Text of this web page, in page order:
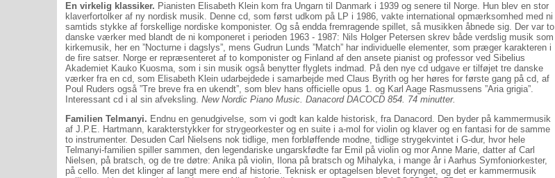
En virkelig klassiker. Pianisten Elisabeth Klein kom fra Ungarn til Danmark i 1939 og senere til Norge. Hun blev en stor
klaverfortolker af ny nordisk musik. Denne cd, som først udkom på LP i 1986, vakte international opmærksomhed med ni
samtids stykke af forskellige nordiske komponister. Og så endda fremragende spillet, så musikken åbnede sig. Der var to
danske værker med blandt de ni komponeret i perioden 1963 - 1987: Nils Holger Petersen skrev både verdslig musik som
kirkemusik, her en ”Nocturne i dagslys”, mens Gudrun Lunds ”Match” har individuelle elementer, som præger karakteren i
de fire satser. Norge er repræsenteret af to komponister og Finland af den ansete pianist og professor ved Sibelius
Akademiet Kauko Kuosma, som i sin musik også benytter flyglets indmad. På den nye cd udgave er tilføjet tre danske
værker fra en cd, som Elisabeth Klein udarbejdede i samarbejde med Claus Byrith og her høres for første gang på cd, af
Poul Ruders også ”Tre breve fra en ukendt”, som blev hans officielle opus 1. og Karl Aage Rasmussens ”Aria grigia”.
Interessant cd i al sin afveksling. New Nordic Piano Music. Danacord DACOCD 854. 74 minutter.
Familien Telmanyi. Endnu en genudgivelse, som vi godt kan kalde historisk, fra Danacord. Den byder på kammermusik
af J.P.E. Hartmann, karakterstykker for strygeorkester og en suite i a-mol for violin og klaver og en fantasi for de samme
to instrumenter. Desuden Carl Nielsens nok tidlige, men forbløffende modne, tidlige strygekvintet i G-dur, hvor hele
Telmanyi-familien spiller sammen, den legendariske ungarskfødte far Emil på violin og mor Anne Marie, datter af Carl
Nielsen, på bratsch, og de tre døtre: Anika på violin, Ilona på bratsch og Mihalyka, i mange år i Aarhus Symfoniorkester,
på cello. Men det klinger af langt mere end af historie. Teknisk er optagelsen blevet forynget, og det er kammermusik